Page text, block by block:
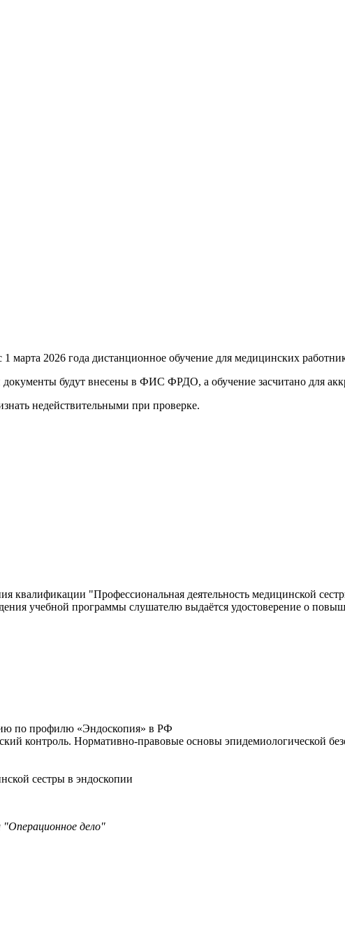
марта 2026 года дистанционное обучение для медицинских
будут внесены в ФИС ФРДО, а обучение засчитано для
недействительными при проверке.
квалификации "Профессиональная деятельность медицинской
учебной программы слушателю выдаётся удостоверение о
по профилю «Эндоскопия» в РФ
контроль. Нормативно-правовые основы эпидемиологической
сестры в эндоскопии
"Операционное дело"